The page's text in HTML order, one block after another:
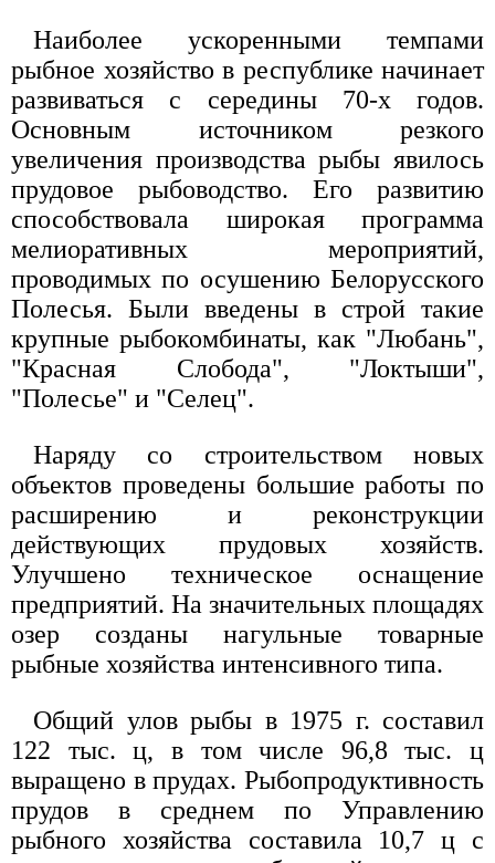
Наиболее ускоренными темпами
рыбное хозяйство в республике начинает
развиваться с середины 70-х годов.
Основным источником резкого
увеличения производства рыбы явилось
прудовое рыбоводство. Его развитию
способствовала широкая программа
мелиоративных мероприятий,
проводимых по осушению Белорусского
Полесья. Были введены в строй такие
крупные рыбокомбинаты, как "Любань",
"Красная Слобода", "Локтыши",
"Полесье" и "Селец".
Наряду со строительством новых
объектов проведены большие работы по
расширению и реконструкции
действующих прудовых хозяйств.
Улучшено техническое оснащение
предприятий. На значительных площадях
озер созданы нагульные товарные
рыбные хозяйства интенсивного типа.
Общий улов рыбы в 1975 г. составил
122 тыс. ц, в том числе 96,8 тыс. ц
выращено в прудах. Рыбопродуктивность
прудов в среднем по Управлению
рыбного хозяйства составила 10,7 ц с